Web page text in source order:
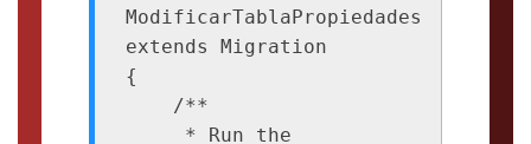
ModificarTablaPropiedades
extends Migration
{